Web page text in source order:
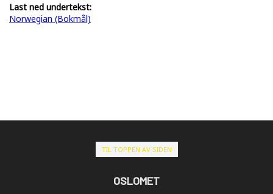
Last ned undertekst:
Norwegian (Bokmål)
TIL TOPPEN AV SIDEN
OSLOMET